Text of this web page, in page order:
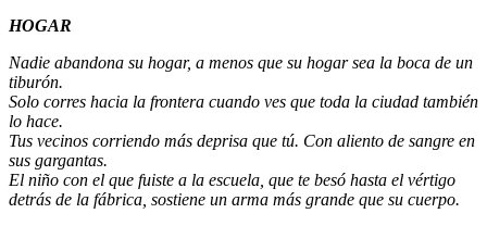
HOGAR
Nadie abandona su hogar, a menos que su hogar sea la boca de un
tiburón.
Solo corres hacia la frontera cuando ves que toda la ciudad también
lo hace.
Tus vecinos corriendo más deprisa que tú. Con aliento de sangre en
sus gargantas.
El niño con el que fuiste a la escuela, que te besó hasta el vértigo
detrás de la fábrica, sostiene un arma más grande que su cuerpo.